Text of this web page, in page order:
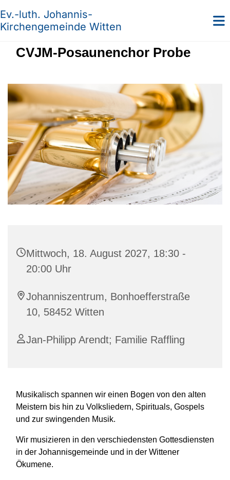
Ev.-luth. Johannis-
Kirchengemeinde Witten
CVJM-Posaunenchor Probe
Mittwoch, 18. August 2027, 18:30 -
20:00 Uhr
Johanniszentrum, Bonhoefferstraße
10, 58452 Witten
Jan-Philipp Arendt; Familie Raffling
Musikalisch spannen wir einen Bogen von den alten
Meistern bis hin zu Volksliedern, Spirituals, Gospels
und zur swingenden Musik.
Wir musizieren in den verschiedensten Gottesdiensten
in der Johannisgemeinde und in der Wittener
Ökumene.